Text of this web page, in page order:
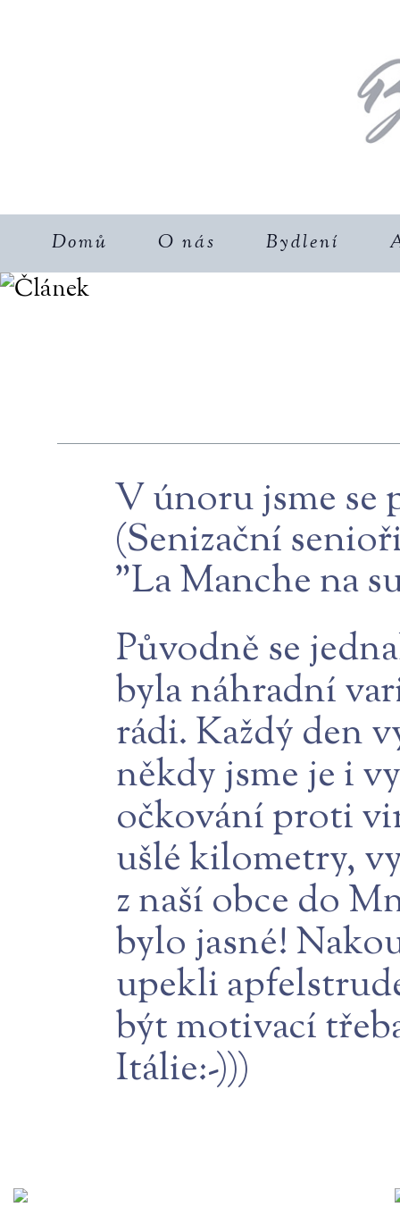
Domů O nás Bydlení
V únoru jsme
(Senizační
"La Manche na
Původně se
byla náhradní
rádi. Každý den
někdy jsme je i
očkování proti
ušlé kilometry,
z naší obce do
bylo jasné!
upekli
být motivací
Itálie:-)))